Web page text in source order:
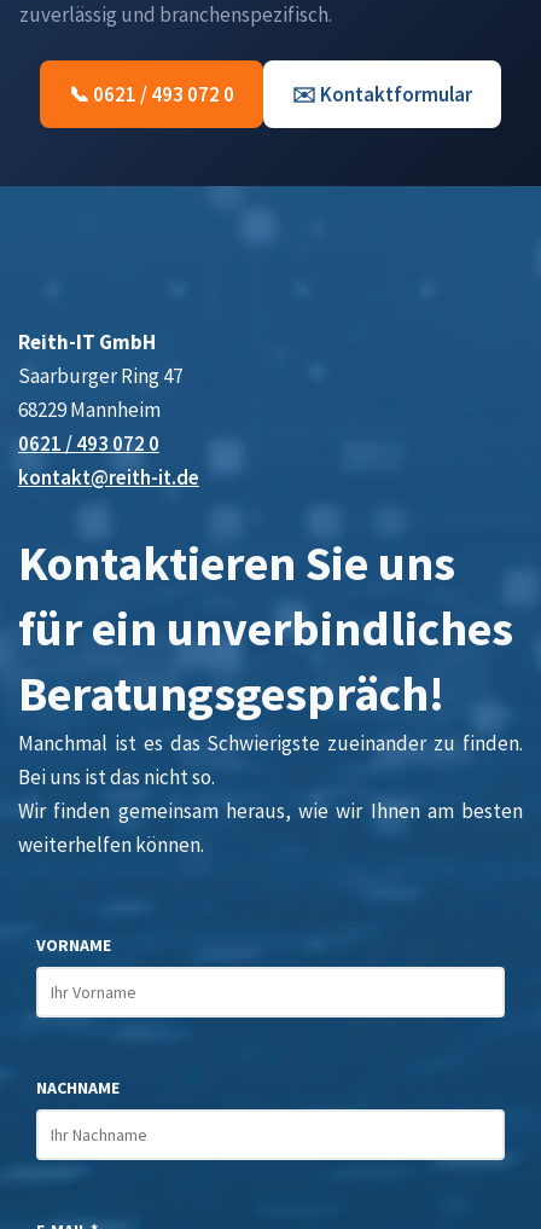
zuverlässig und branchenspezifisch.
📞 0621 / 493 072 0 ✉️ Kontaktformular
Reith-IT GmbH
Saarburger Ring 47
68229 Mannheim
0621 / 493 072 0
kontakt@reith-it.de
Kontaktieren Sie uns
für ein unverbindliches
Beratungsgespräch!
Manchmal ist es das Schwierigste zueinander zu finden.
Bei uns ist das nicht so.
Wir finden gemeinsam heraus, wie wir Ihnen am besten
weiterhelfen können.
VORNAME
NACHNAME